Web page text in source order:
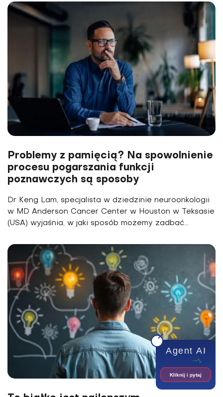
Problemy z pamięcią? Na spowolnienie
procesu pogarszania funkcji
poznawczych są sposoby
Dr Keng Lam, specjalista w dziedzinie neuroonkologii
w MD Anderson Cancer Center w Houston w Teksasie
(USA) wyjaśnia, w jaki sposób możemy zadbać...
Agent AI
Kliknij i pytaj